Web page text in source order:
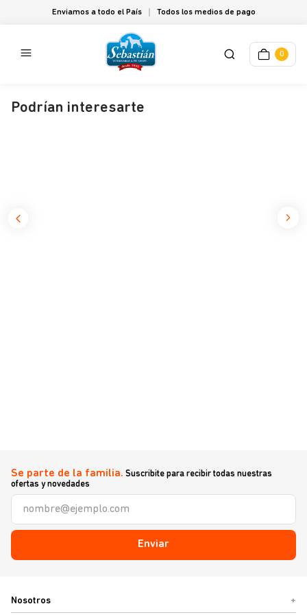
Enviamos a todo el País Todos los medios de pago
0
Podrían interesarte
Se parte de la familia. Suscribite para recibir todas nuestras
ofertas y novedades
Enviar
Nosotros +